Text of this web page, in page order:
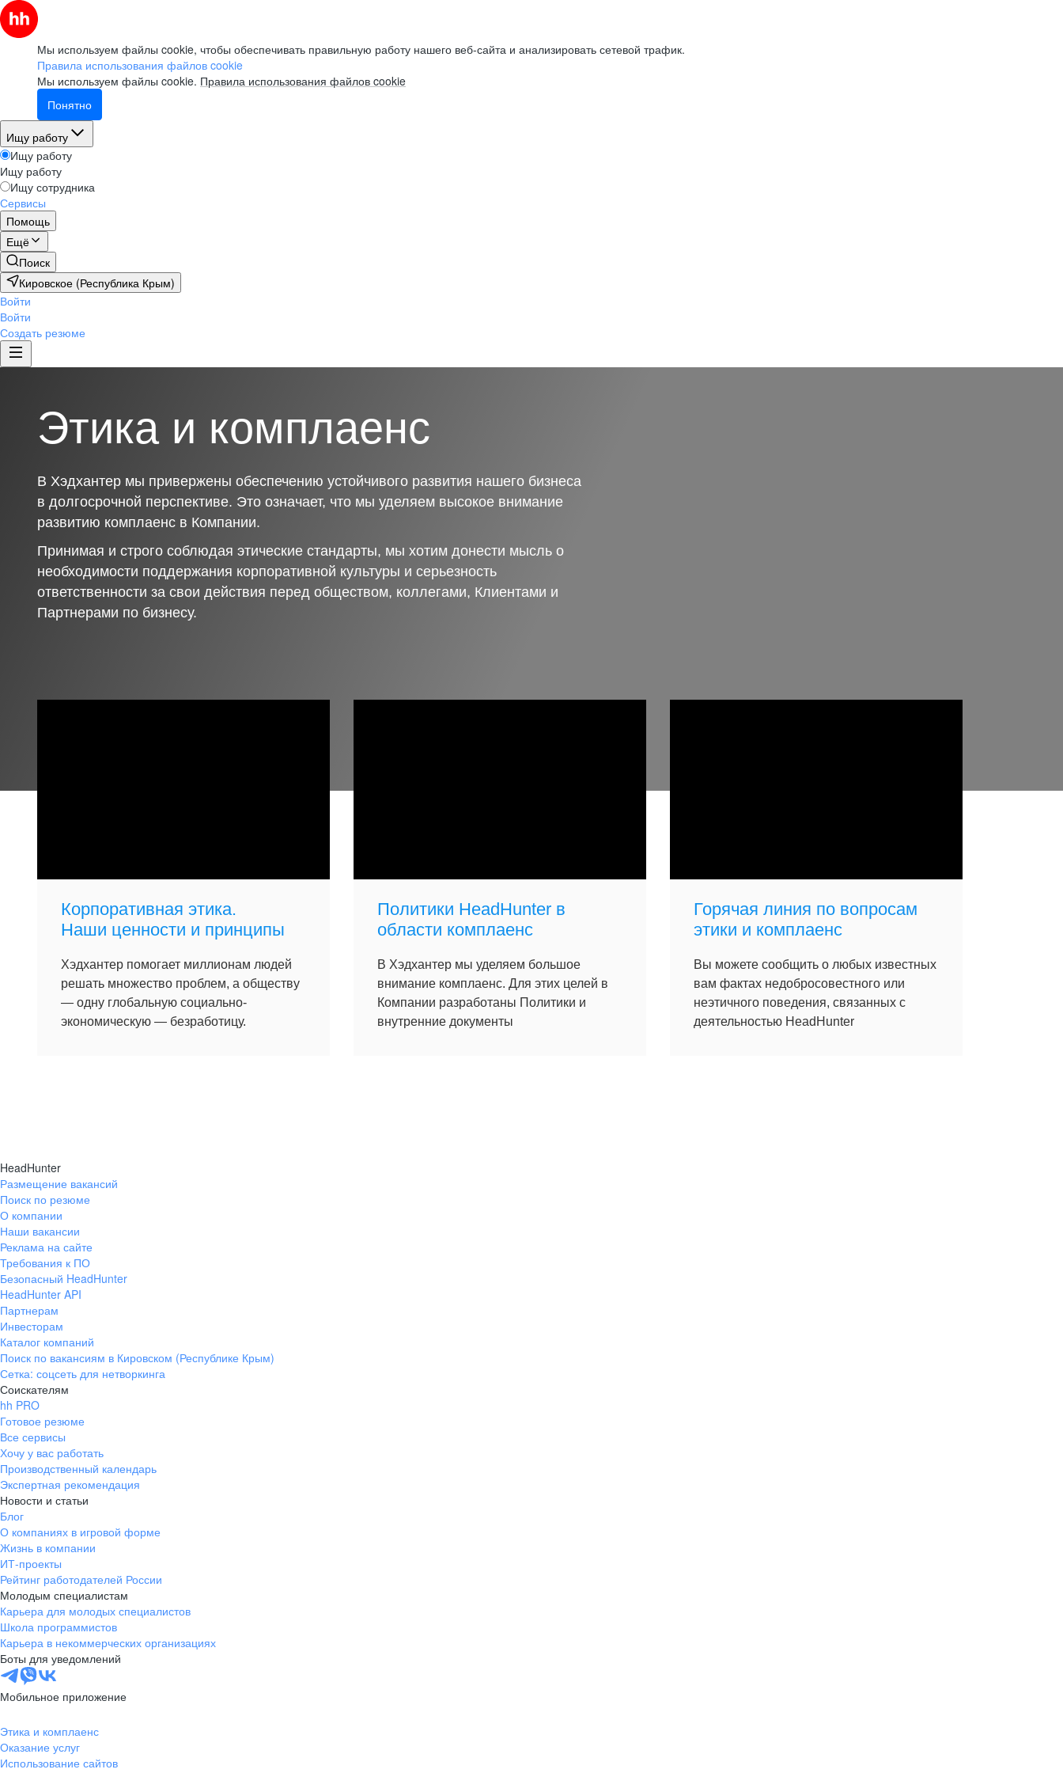
Мы используем файлы cookie, чтобы обеспечивать правильную работу нашего веб-сайта и анализировать сетевой трафик.
Правила использования файлов cookie
Мы используем файлы cookie. Правила использования файлов cookie
Понятно
Ищу работу
Ищу работу
Ищу работу
Ищу сотрудника
Сервисы
Помощь
Ещё
Поиск
Кировское (Республика Крым)
Войти
Войти
Создать резюме
Этика и комплаенс
В Хэдхантер мы привержены обеспечению устойчивого развития нашего бизнеса
в долгосрочной перспективе. Это означает, что мы уделяем высокое внимание
развитию комплаенс в Компании.
Принимая и строго соблюдая этические стандарты, мы хотим донести мысль о
необходимости поддержания корпоративной культуры и серьезность
ответственности за свои действия перед обществом, коллегами, Клиентами и
Партнерами по бизнесу.
Корпоративная этика.
Наши ценности и принципы
Хэдхантер помогает миллионам людей
решать множество проблем, а обществу
— одну глобальную социально-
экономическую — безработицу.
Политики HeadHunter в
области комплаенс
В Хэдхантер мы уделяем большое
внимание комплаенс. Для этих целей в
Компании разработаны Политики и
внутренние документы
Горячая линия по вопросам
этики и комплаенс
Вы можете сообщить о любых известных
вам фактах недобросовестного или
неэтичного поведения, связанных с
деятельностью HeadHunter
HeadHunter
Размещение вакансий
Поиск по резюме
О компании
Наши вакансии
Реклама на сайте
Требования к ПО
Безопасный HeadHunter
HeadHunter API
Партнерам
Инвесторам
Каталог компаний
Поиск по вакансиям в Кировском (Республике Крым)
Сетка: соцсеть для нетворкинга
Соискателям
hh PRO
Готовое резюме
Все сервисы
Хочу у вас работать
Производственный календарь
Экспертная рекомендация
Новости и статьи
Блог
О компаниях в игровой форме
Жизнь в компании
ИТ-проекты
Рейтинг работодателей России
Молодым специалистам
Карьера для молодых специалистов
Школа программистов
Карьера в некоммерческих организациях
Боты для уведомлений
Мобильное приложение
Этика и комплаенс
Оказание услуг
Использование сайтов